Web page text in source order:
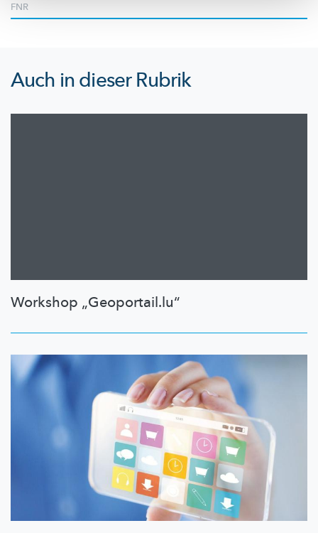
FNR
Auch in dieser Rubrik
Workshop „Geoportail.lu“